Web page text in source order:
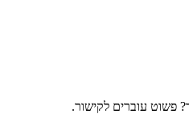
פשוט עוברים לקישור.